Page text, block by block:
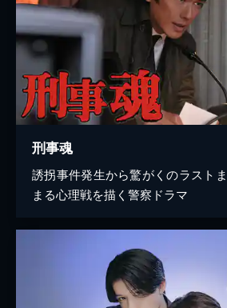
刑事魂
誘拐事件発生から驚がくのラスト
まる心理戦を描く警察ドラマ